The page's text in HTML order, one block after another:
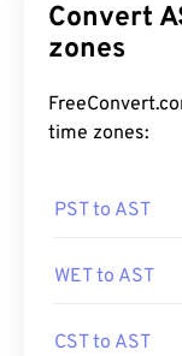
Convert
zones
time zones:
PST to AST
WET to AST
CST to AST